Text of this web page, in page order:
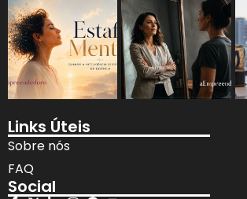
Links Úteis
Sobre nós
FAQ
Social